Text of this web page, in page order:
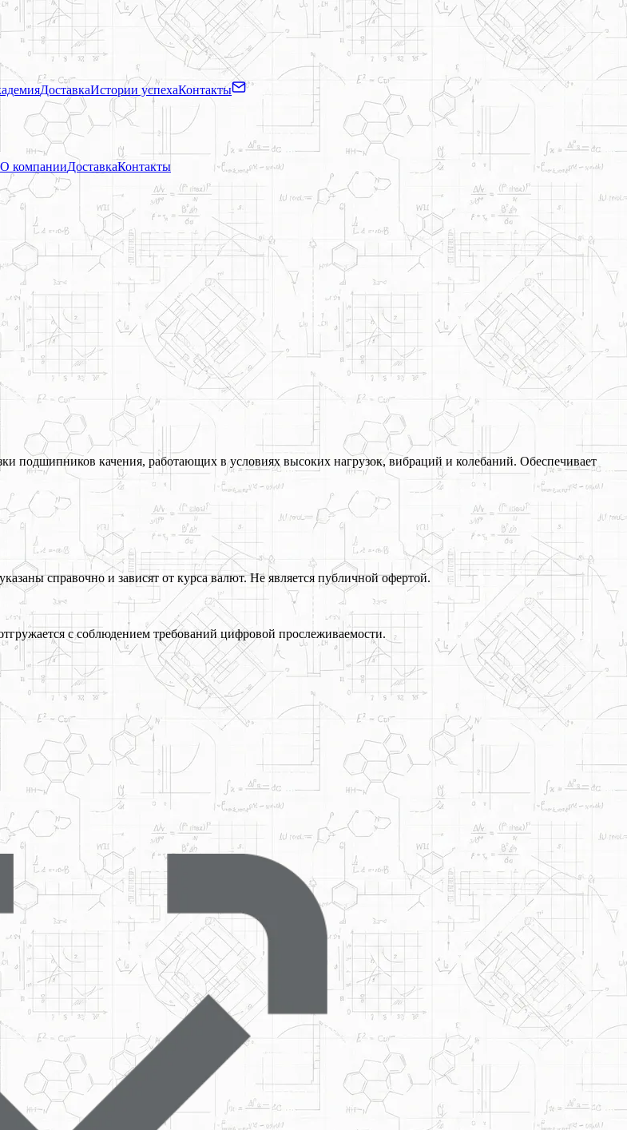
ДоставкаИстории успехаКонтакты
О компанииДоставкаКонтакты
подшипников качения, работающих в условиях высоких нагрузок, вибраций и колебаний. Обеспечивает
справочно и зависят от курса валют. Не является публичной офертой.
с соблюдением требований цифровой прослеживаемости.